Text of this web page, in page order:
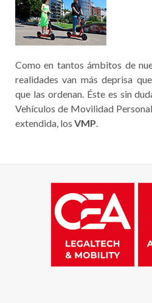
Como en tantos ámbitos de
realidades van más deprisa
que las ordenan. Éste es sin
Vehículos de Movilidad
extendida, los VMP.